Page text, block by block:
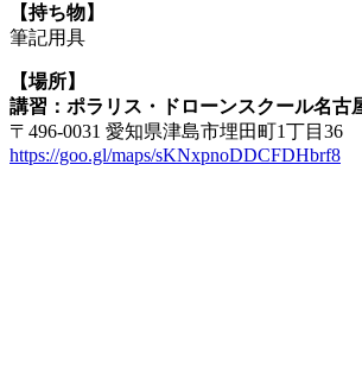
【持ち物】
筆記用具
【場所】
講習：ポラリス・ドローンスクール名古
〒496-0031 愛知県津島市埋田町1丁目36
https://goo.gl/maps/sKNxpnoDDCFDHbrf8